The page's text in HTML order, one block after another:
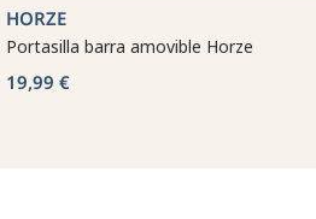
HORZE
Portasilla barra amovible Horze
19,99 €